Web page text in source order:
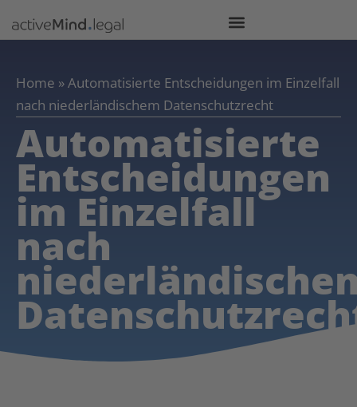
Home »Automatisierte Entscheidungen im Einzelfall
nach niederländischem Datenschutzrecht
Automatisierte
Entscheidungen
im Einzelfall
nach